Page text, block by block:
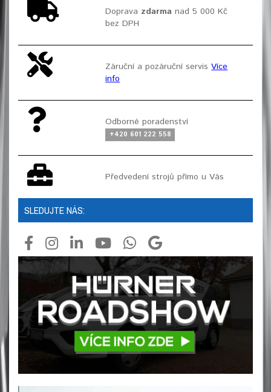
Doprava zdarma nad 5 000 Kč
bez DPH
Záruční a pozáruční servisVíce
info
Odborné poradenství
+420 601 222 558
Předvedení strojů přímo u Vás
SLEDUJTE NÁS: